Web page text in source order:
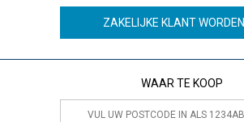
ZAKELIJKE KLANT WORDEN
WAAR TE KOOP